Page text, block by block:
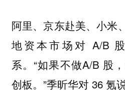
阿里、京东赴美、小米
地资本市场对 A/B
系。“如果不做A/B 股
创板。”季昕华对 36 氪说